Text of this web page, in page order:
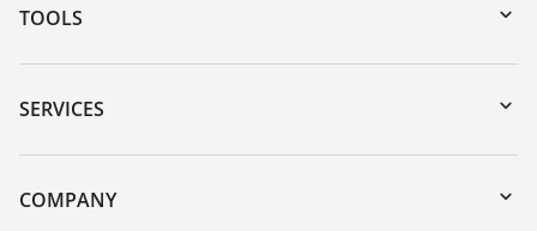
TOOLS
Downloads
Serial number search
DTM Collection/PACTware
SERVICES
Instrument return
Training
COMPANY